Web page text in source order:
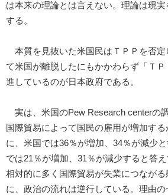
は本来の理論とは言えない。理論は現
する。
本質を見抜いた米国民はＴＰＰを否定
て米国が離脱したにもかかわらず「Ｔ
進しているのが日本政府である。
実は、米国のPew Research centerの
国際貿易によって国民の雇用が増加す
に、米国では36％が増加、34％が減少
では21％が増加、31％が減少すると答
相対的に多く国際貿易が失業につなが
に、政治の流れは逆行している。理由